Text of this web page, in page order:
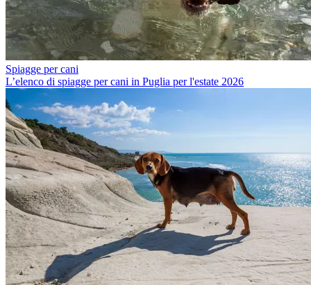
Spiagge per cani
L’elenco di spiagge per cani in Puglia per l'estate 2026